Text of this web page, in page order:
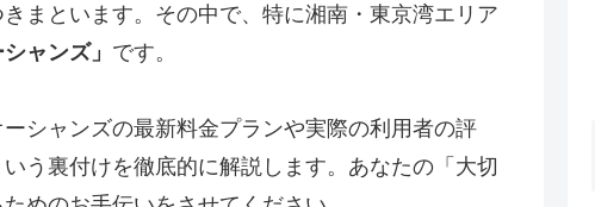
まといます。その中で、特に湘南・東京湾エリア
ャンズ」 です。
シャンズの最新料金プランや実際の利用者の評
う裏付けを徹底的に解説します。あなたの「大切